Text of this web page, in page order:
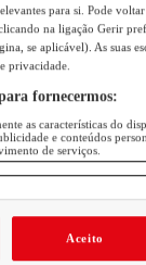
para si. Pode voltar
na ligação Gerir
se aplicável). As suas
privacidade.
fornecermos:
as características do
e conteúdos
de serviços.
Aceito